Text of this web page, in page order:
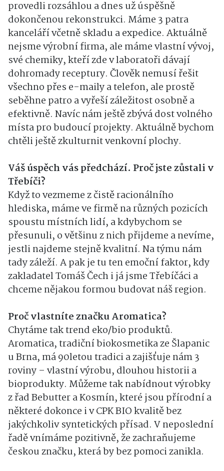
provedli rozsáhlou a dnes už úspěšně
dokončenou rekonstrukci. Máme 3 patra
kanceláří včetně skladu a expedice. Aktuálně
nejsme výrobní firma, ale máme vlastní vývoj,
své chemiky, kteří zde v laboratoři dávají
dohromady receptury. Člověk nemusí řešit
všechno přes e-maily a telefon, ale prostě
seběhne patro a vyřeší záležitost osobně a
efektivně. Navíc nám ještě zbývá dost volného
místa pro budoucí projekty. Aktuálně bychom
chtěli ještě zkulturnit venkovní plochy.
Váš úspěch vás předchází. Proč jste zůstali v
Třebíči?
Když to vezmeme z čistě racionálního
hlediska, máme ve firmě na různých pozicích
spoustu místních lidí, a kdybychom se
přesunuli, o většinu z nich přijdeme a nevíme,
jestli najdeme stejně kvalitní. Na týmu nám
tady záleží. A pak je tu ten emoční faktor, kdy
zakladatel Tomáš Čech i já jsme Třebíčáci a
chceme nějakou formou budovat náš region.
Proč vlastníte značku Aromatica?
Chytáme tak trend eko/bio produktů.
Aromatica, tradiční biokosmetika ze Šlapanic
u Brna, má 90letou tradici a zajišťuje nám 3
roviny – vlastní výrobu, dlouhou historii a
bioprodukty. Můžeme tak nabídnout výrobky
z řad Bebutter a Kosmín, které jsou přírodní a
některé dokonce i v CPK BIO kvalitě bez
jakýchkoliv syntetických přísad. V neposlední
řadě vnímáme pozitivně, že zachraňujeme
českou značku, která by bez pomoci zanikla.